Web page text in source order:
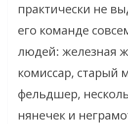
практически не
его команде
людей: железная
комиссар, старый
фельдшер,
нянечек и